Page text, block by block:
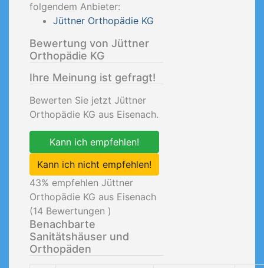
folgendem Anbieter:
Jüttner Orthopädie KG
Bewertung von Jüttner
Orthopädie KG
Ihre Meinung ist gefragt!
Bewerten Sie jetzt Jüttner
Orthopädie KG aus Eisenach.
Kann ich empfehlen!
Kann ich nicht empfehlen!
43% empfehlen Jüttner
Orthopädie KG aus Eisenach
(14 Bewertungen )
Benachbarte
Sanitätshäuser und
Orthopäden